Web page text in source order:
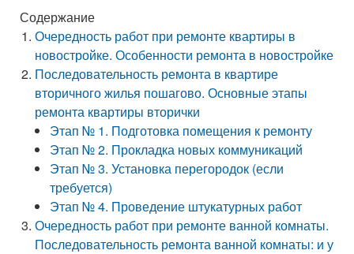
Содержание
Очередность работ при ремонте квартиры в
новостройке. Особенности ремонта в новостройке
Последовательность ремонта в квартире
вторичного жилья пошагово. Основные этапы
ремонта квартиры вторички
Этап № 1. Подготовка помещения к ремонту
Этап № 2. Прокладка новых коммуникаций
Этап № 3. Установка перегородок (если
требуется)
Этап № 4. Проведение штукатурных работ
Очередность работ при ремонте ванной комнаты.
Последовательность ремонта ванной комнаты: и у